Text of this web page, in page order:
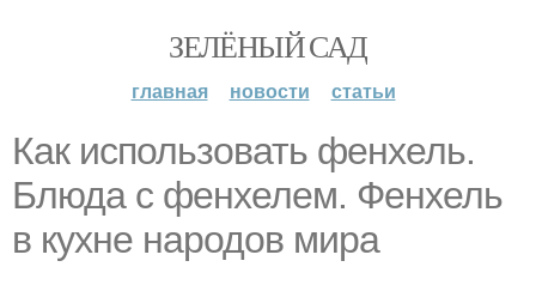
ЗЕЛЁНЫЙ САД
главная новости статьи
Как использовать фенхель.
Блюда с фенхелем. Фенхель
в кухне народов мира